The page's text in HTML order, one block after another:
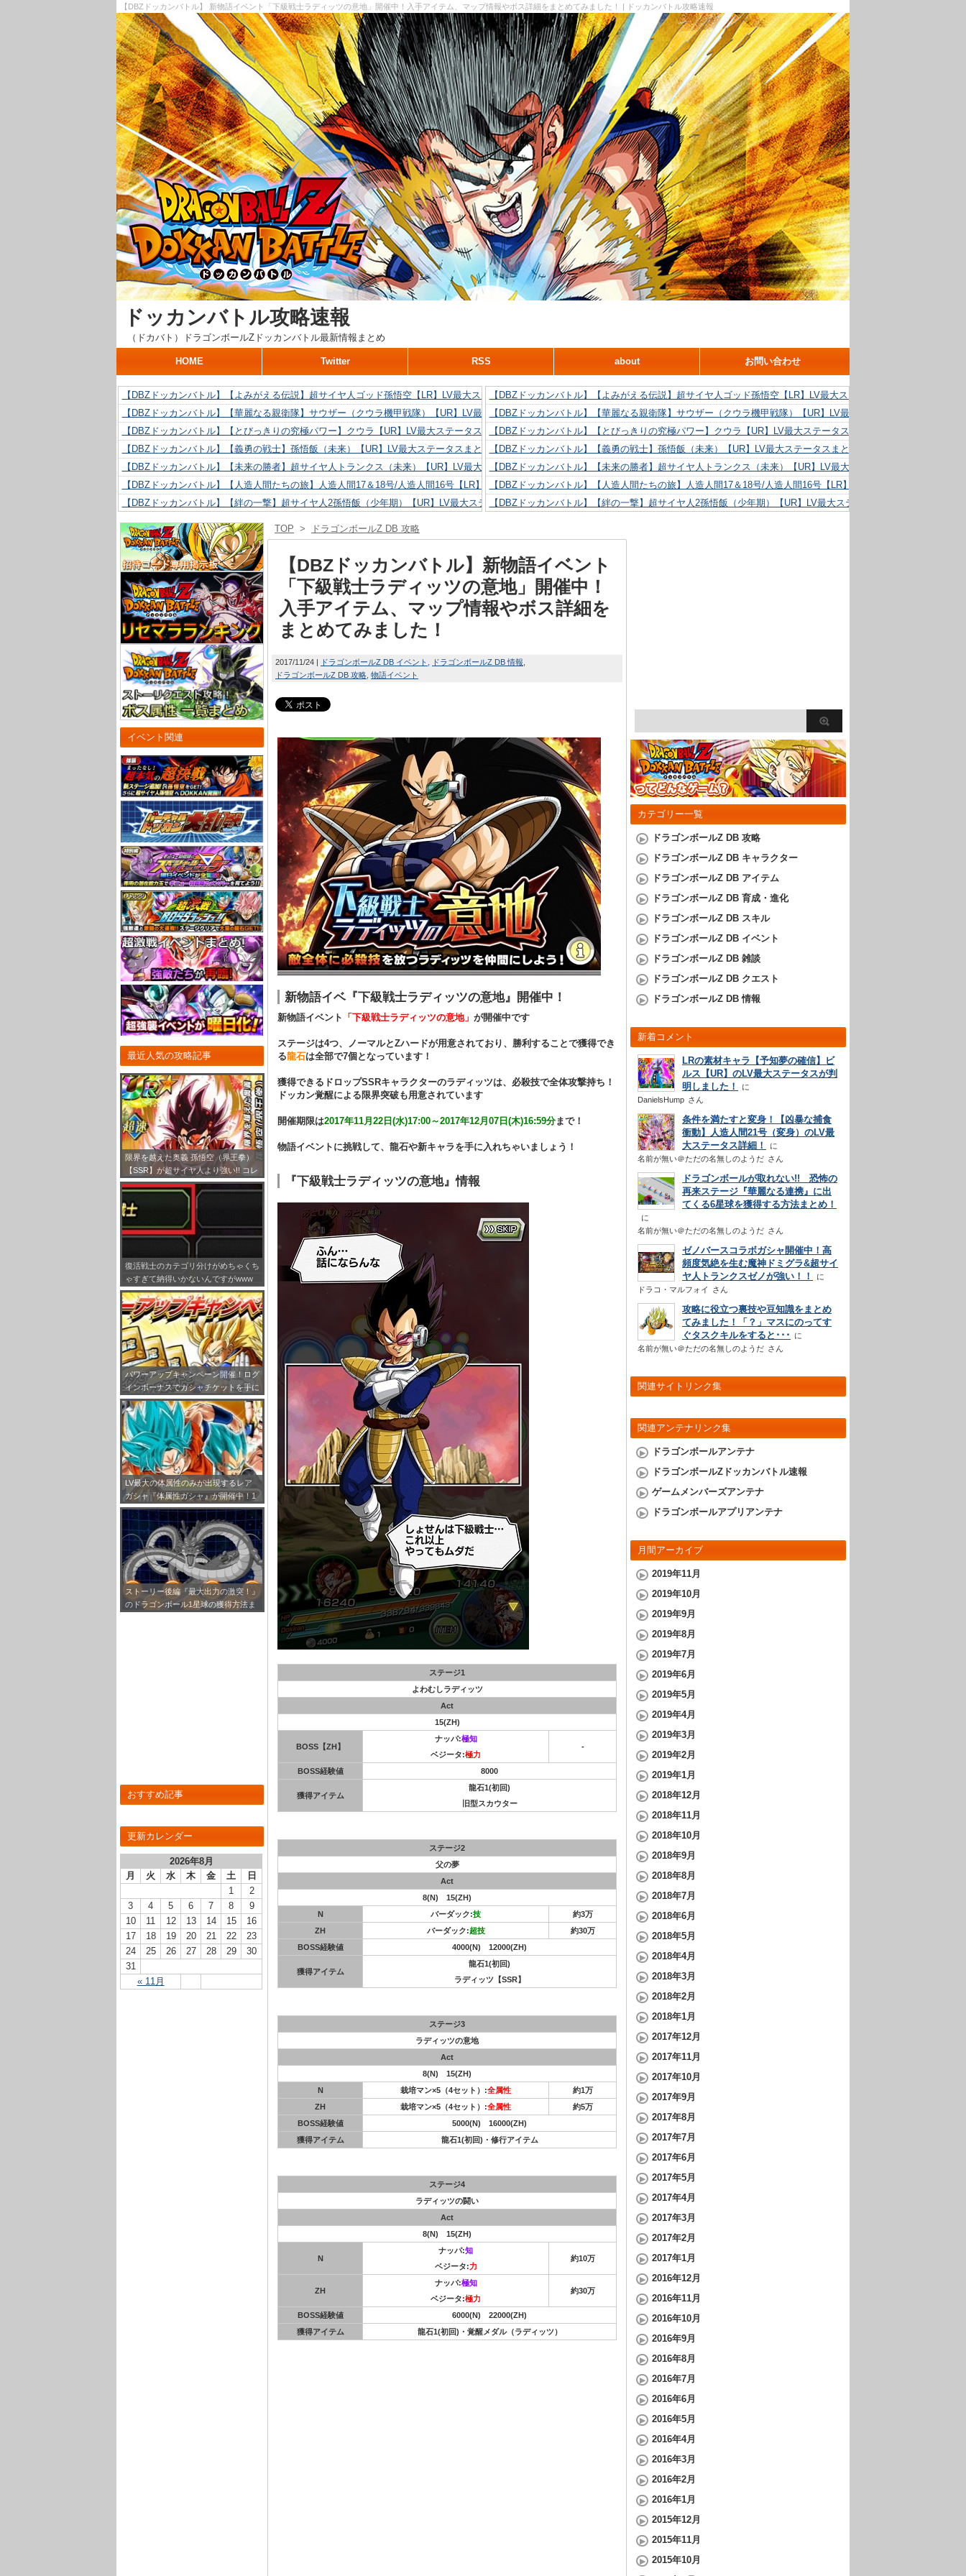
【DBZドッカンバトル】 新物語イベント「下級戦士ラディッツの意地」開催中！入手アイテム、マップ情報やボス詳細をまとめてみました！ | ドッカンバトル攻略速報
ドッカンバトル攻略速報
（ドカバト）ドラゴンボールZドッカンバトル最新情報まとめ
HOME Twitter RSS about お問い合わせ
【DBZドッカンバトル】【よみがえる伝説】超サイヤ人ゴッド孫悟空【LR】LV最大ステータスまとめ！
【DBZドッカンバトル】【華麗なる親衛隊】サウザー（クウラ機甲戦隊）【UR】LV最大ステータスまとめ！
【DBZドッカンバトル】【とびっきりの究極パワー】クウラ【UR】LV最大ステータスまとめ！
【DBZドッカンバトル】【義勇の戦士】孫悟飯（未来）【UR】LV最大ステータスまとめ！
【DBZドッカンバトル】【未来の勝者】超サイヤ人トランクス（未来）【UR】LV最大ステータスまとめ！
【DBZドッカンバトル】【人造人間たちの旅】人造人間17＆18号/人造人間16号【LR】LV最大ステータスまとめ！
【DBZドッカンバトル】【絆の一撃】超サイヤ人2孫悟飯（少年期）【UR】LV最大ステータスまとめ！
【DBZドッカンバトル】【抗い続ける精神力】人造人間18号【UR】LV最大ステータスまとめ！
【DBZドッカンバトル】【技巧とひらめき】クリリン【UR】LV最大ステータスまとめ！
【DBZドッカンバトル】【新たに得た好機】人造人間16号【UR】LV最大ステータスまとめ！
【DBZドッカンバトル】【よみがえる伝説】超サイヤ人ゴッド孫悟空【LR】LV最大ステータスまとめ！
【DBZドッカンバトル】【華麗なる親衛隊】サウザー（クウラ機甲戦隊）【UR】LV最大ステータスまとめ！
【DBZドッカンバトル】【とびっきりの究極パワー】クウラ【UR】LV最大ステータスまとめ！
【DBZドッカンバトル】【義勇の戦士】孫悟飯（未来）【UR】LV最大ステータスまとめ！
【DBZドッカンバトル】【未来の勝者】超サイヤ人トランクス（未来）【UR】LV最大ステータスまとめ！
【DBZドッカンバトル】【人造人間たちの旅】人造人間17＆18号/人造人間16号【LR】LV最大ステータスまとめ！
【DBZドッカンバトル】【絆の一撃】超サイヤ人2孫悟飯（少年期）【UR】LV最大ステータスまとめ！
【DBZドッカンバトル】【技巧とひらめき】クリリン【UR】LV最大ステータスまとめ！
【DBZドッカンバトル】【新たに得た好機】人造人間16号【UR】LV最大ステータスまとめ！
イベント関連
最近人気の攻略記事
限界を越えた奥義 孫悟空（界王拳）
【SSR】が超サイヤ人より強い!! コレ
は3キャラ限定ガシャで狙ったほうが
いいな！
復活戦士のカテゴリ分けがめちゃくち
ゃすぎて納得いかないんですがwww
パワーアップキャンペーン開催！ログ
インボーナスでガシャチケットを手に
入れよう！
LV最大の体属性のみが出現するレア
ガシャ『体属性ガシャ』が開催中！1
0連で老界王神のオマケ付き！
ストーリー後編『最大出力の激突！』
のドラゴンボール1星球の獲得方法ま
おすすめ記事
更新カレンダー
2026年8月
月
火 水 木 金 土 日
« 11月
1
2
3
4 5 6 7 8
9
10
11 12 13 14 15
16
17
18 19 20 21 22
23
24
25 26 27 28 29
30
31
TOP > ドラゴンボールZ DB 攻略
【DBZドッカンバトル】新物語イベント
「下級戦士ラディッツの意地」開催中！
入手アイテム、マップ情報やボス詳細を
まとめてみました！
2017/11/24 ドラゴンボールZ DB イベント
ドラゴンボールZ DB 情報
ドラゴンボールZ DB 攻略 物語イベント
新物語イベ『下級戦士ラディッツの意地』開催中！
新物語イベント 「下級戦士ラディッツの意地」 が開催中です
ステージは4つ、ノーマルとZハードが用意されており、勝利することで獲得でき
る龍石は全部で7個となっています！
獲得できるドロップSSRキャラクターのラディッツは、必殺技で全体攻撃持ち！
ドッカン覚醒による限界突破も用意されています
開催期限は2017年11月22日(水)17:00～2017年12月07日(木)16:59分まで！
物語イベントに挑戦して、龍石や新キャラを手に入れちゃいましょう！
『下級戦士ラディッツの意地』情報
ステージ1
よわむしラディッツ
Act
15(ZH)
BOSS【ZH】
ナッパ:極知
ベジータ:極力
-
BOSS経験値 8000
獲得アイテム
龍石1(初回)
旧型スカウター
ステージ2
父の夢
Act
8(N) 15(ZH)
N
バーダック:技
約3万
ZH
バーダック:超技
約30万
BOSS経験値
4000(N) 12000(ZH)
獲得アイテム
龍石1(初回)
ラディッツ【SSR】
ステージ3
ラディッツの意地
Act
8(N) 15(ZH)
N
栽培マン×5（4セット）:全属性
約1万
ZH
栽培マン×5（4セット）:全属性
約5万
BOSS経験値
5000(N) 16000(ZH)
獲得アイテム
龍石1(初回)・修行アイテム
ステージ4
ラディッツの闘い
Act
8(N) 15(ZH)
N
ナッパ:知
ベジータ:力
約10万
ZH
ナッパ:極知
ベジータ:極力
約30万
BOSS経験値
6000(N) 22000(ZH)
獲得アイテム
龍石1(初回)・覚醒メダル（ラディッツ）
カテゴリー一覧
ドラゴンボールZ DB 攻略
ドラゴンボールZ DB キャラクター
ドラゴンボールZ DB アイテム
ドラゴンボールZ DB 育成・進化
ドラゴンボールZ DB スキル
ドラゴンボールZ DB イベント
ドラゴンボールZ DB 雑談
ドラゴンボールZ DB クエスト
ドラゴンボールZ DB 情報
新着コメント
LRの素材キャラ【予知夢の確信】ビ
ルス【UR】のLV最大ステータスが判
明しました！
DanielsHump さん
条件を満たすと変身！【凶暴な捕食
衝動】人造人間21号（変身）のLV最
大ステータス詳細！
名前が無い＠ただの名無しのようだ さん
ドラゴンボールが取れない!! 恐怖の
再来ステージ『華麗なる連携』に出
てくる6星球を獲得する方法まとめ！
名前が無い＠ただの名無しのようだ さん
ゼノバースコラボガシャ開催中！高
頻度気絶を生む魔神ドミグラ&超サイ
ヤ人トランクスゼノが強い！！
ドラコ・マルフォイ さん
攻略に役立つ裏技や豆知識をまとめ
てみました！「？」マスにのってす
ぐタスクキルをすると･･･
名前が無い＠ただの名無しのようだ さん
関連サイトリンク集
関連アンテナリンク集
ドラゴンボールアンテナ
ドラゴンボールZドッカンバトル速報
ゲームメンバーズアンテナ
ドラゴンボールアプリアンテナ
月間アーカイブ
2019年11月
2019年10月
2019年9月
2019年8月
2019年7月
2019年6月
2019年5月
2019年4月
2019年3月
2019年2月
2019年1月
2018年12月
2018年11月
2018年10月
2018年9月
2018年8月
2018年7月
2018年6月
2018年5月
2018年4月
2018年3月
2018年2月
2018年1月
2017年12月
2017年11月
2017年10月
2017年9月
2017年8月
2017年7月
2017年6月
2017年5月
2017年4月
2017年3月
2017年2月
2017年1月
2016年12月
2016年11月
2016年10月
2016年9月
2016年8月
2016年7月
2016年6月
2016年5月
2016年4月
2016年3月
2016年2月
2016年1月
2015年12月
2015年11月
2015年10月